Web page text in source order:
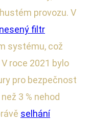
provozu. V
filtr
systému, což
roce 2021 bylo
pro bezpečnost
3 % nehod
selhání